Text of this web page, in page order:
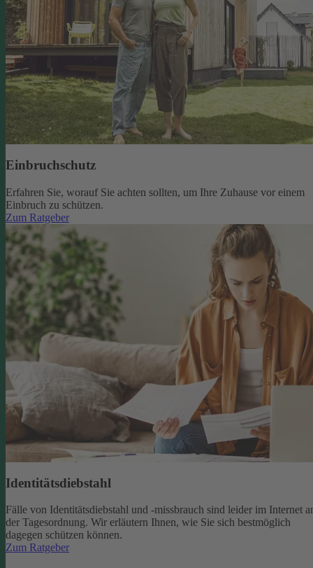
Einbruchschutz
Erfahren Sie, worauf Sie achten sollten, um Ihre Zuhause vor einem
Einbruch zu schützen.
Zum Ratgeber
Identitätsdiebstahl
Fälle von Identitätsdiebstahl und -missbrauch sind leider im Internet
der Tagesordnung. Wir erläutern Ihnen, wie Sie sich bestmöglich
dagegen schützen können.
Zum Ratgeber